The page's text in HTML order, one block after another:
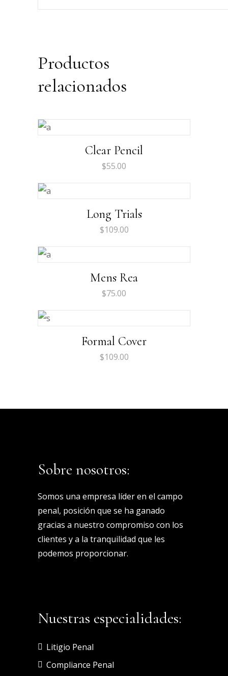
Productos
relacionados
Clear Pencil
$55.00
Long Trials
$109.00
Mens Rea
$75.00
Formal Cover
$109.00
Sobre nosotros:
Somos una empresa líder en el campo
penal, posición que se ha ganado
gracias a nuestro compromiso con los
clientes y a la tranquilidad que les
podemos proporcionar.
Nuestras especialidades:
Litigio Penal
Compliance Penal